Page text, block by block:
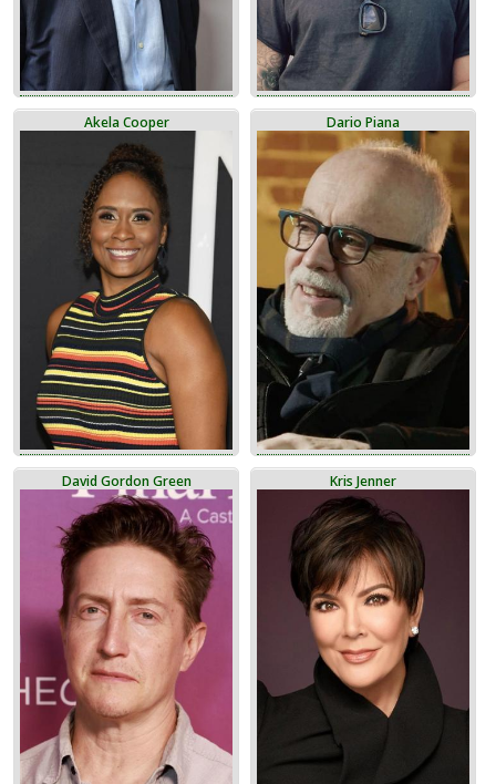
Akela Cooper Dario Piana
David Gordon Green Kris Jenner